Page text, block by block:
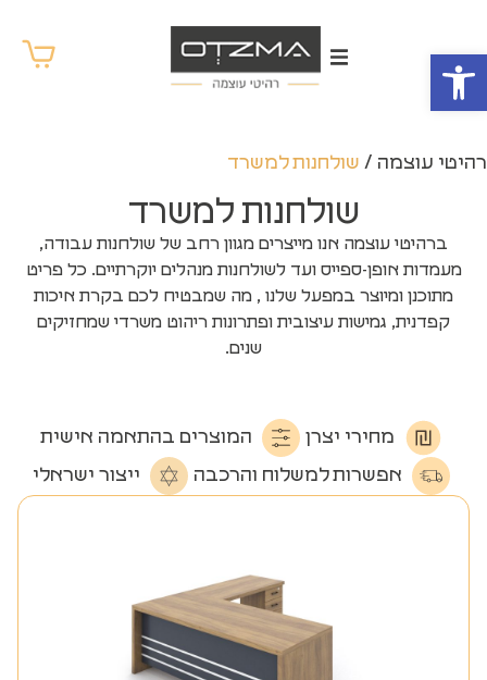
פתח סרגל נגישות
רהיטי עוצמה / שולחנות למשרד
שולחנות למשרד
ברהיטי עוצמה אנו מייצרים מגוון רחב של שולחנות עבודה,
מעמדות אופן-ספייס ועד לשולחנות מנהלים יוקרתיים. כל פריט
מתוכנן ומיוצר במפעל שלנו , מה שמבטיח לכם בקרת איכות
קפדנית, גמישות עיצובית ופתרונות ריהוט משרדי שמחזיקים
שנים.
מחירי יצרן
המוצרים בהתאמה אישית
אפשרות למשלוח והרכבה
ייצור ישראלי